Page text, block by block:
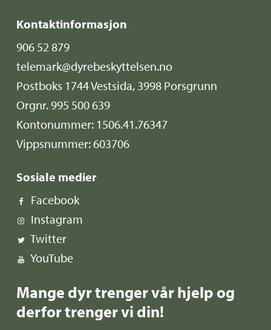
Kontaktinformasjon
906 52 879
telemark@dyrebeskyttelsen.no
Postboks 1744 Vestsida, 3998 Porsgrunn
Orgnr. 995 500 639
Kontonummer: 1506.41.76347
Vippsnummer: 603706
Sosiale medier
Facebook
Instagram
Twitter
YouTube
Mange dyr trenger vår hjelp og
derfor trenger vi din!